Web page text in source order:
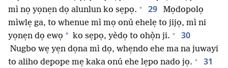
mì nọ yọnẹn dọ alunlun ko sẹpọ. + 29
Mọdopolọ
mìwlẹ ga, to whenue mì mọ onú ehelẹ to jijọ, mì ni
yọnẹn dọ ewọ * ko sẹpọ, yèdọ to ohọ̀n ji. + 30
Nugbo wẹ yẹn dọna mì dọ, whẹndo ehe ma na juwayi
to aliho depope mẹ kaka onú ehe lẹpo nado jọ. + 31